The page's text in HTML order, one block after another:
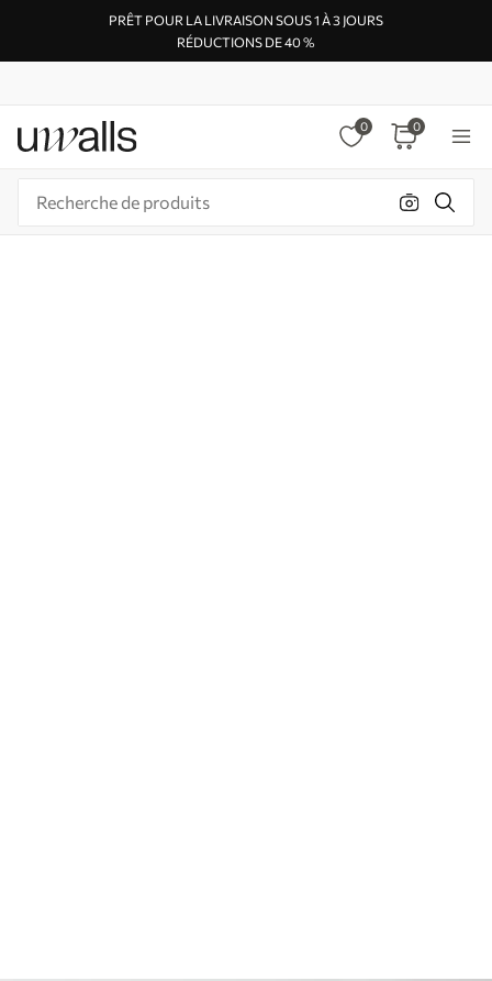
PRÊT POUR LA LIVRAISON SOUS 1 À 3 JOURS
RÉDUCTIONS DE 40 %
0 0